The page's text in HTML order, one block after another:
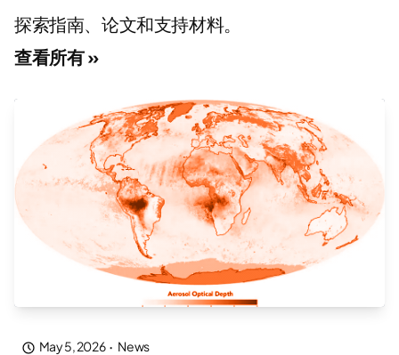
探索指南、论文和支持材料。
查看所有 »
May 5, 2026 · News